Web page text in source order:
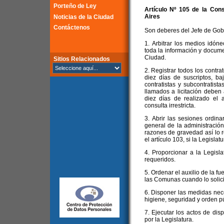
Porteño de Ley
Noticias de la Ciudad
Contáctenos
Sitios Relacionados
Artículo Nº 105 de la
Aires
Son deberes del Jefe de
1. Arbitrar los medios
toda la información y
Ciudad.
2. Registrar todos los
diez días de suscriptos,
contratistas y
llamados a licitación
diez días de realizado el
consulta irrestricta.
3. Abrir las sesiones
general de la
razones de gravedad así lo
el artículo 103, si la
4. Proporcionar a la
requeridos.
5. Ordenar el auxilio de la
las Comunas cuando lo
6. Disponer las medidas
higiene, seguridad y orden
7. Ejecutar los actos de
por la Legislatura.